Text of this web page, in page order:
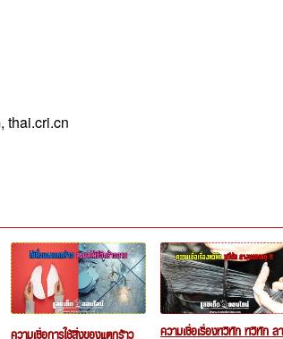
ความเชื่อการใช้สิ่งของแตกร้าว
ความเชื่อเรื่องหวีหัก หวีหัก ลาง